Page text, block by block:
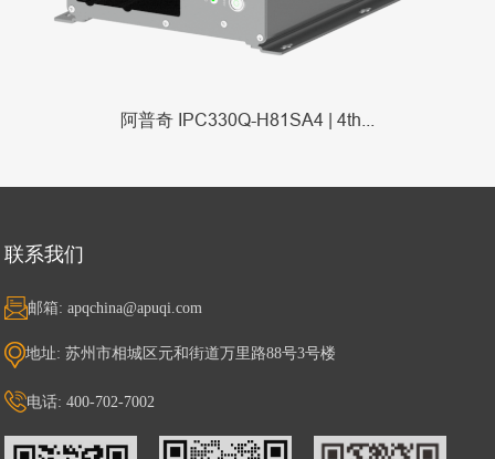
阿普奇 IPC330Q-H81SA4 | 4th...
联系我们
邮箱: apqchina@apuqi.com
地址: 苏州市相城区元和街道万里路88号3号楼
电话: 400-702-7002